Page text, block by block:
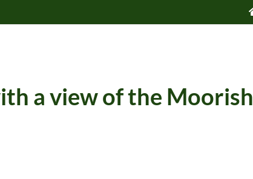
col. ; 10 x 15 cm.
a view of the Moorish